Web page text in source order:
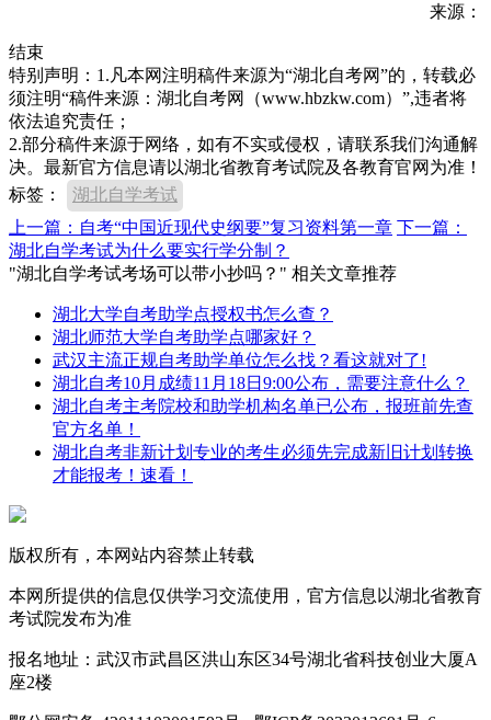
来源：
结束
特别声明：1.凡本网注明稿件来源为“湖北自考网”的，转载必
须注明“稿件来源：湖北自考网（www.hbzkw.com）”,违者将
依法追究责任；
2.部分稿件来源于网络，如有不实或侵权，请联系我们沟通解
决。最新官方信息请以湖北省教育考试院及各教育官网为准！
标签：
湖北自学考试
上一篇：自考“中国近现代史纲要”复习资料第一章 下一篇：
湖北自学考试为什么要实行学分制？
"湖北自学考试考场可以带小抄吗？" 相关文章推荐
湖北大学自考助学点授权书怎么查？
湖北师范大学自考助学点哪家好？
武汉主流正规自考助学单位怎么找？看这就对了!
湖北自考10月成绩11月18日9:00公布，需要注意什么？
湖北自考主考院校和助学机构名单已公布，报班前先查
官方名单！
湖北自考非新计划专业的考生必须先完成新旧计划转换
才能报考！速看！
版权所有，本网站内容禁止转载
本网所提供的信息仅供学习交流使用，官方信息以湖北省教育
考试院发布为准
报名地址：武汉市武昌区洪山东区34号湖北省科技创业大厦A
座2楼